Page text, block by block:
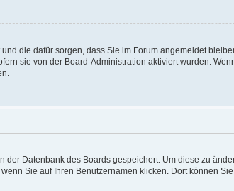
die dafür sorgen, dass Sie im Forum angemeldet
sie von der Board-Administration aktiviert wurden.
Datenbank des Boards gespeichert. Um diese zu
Sie auf Ihren Benutzernamen klicken. Dort können